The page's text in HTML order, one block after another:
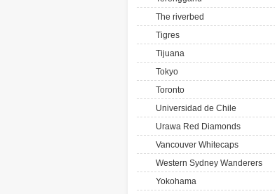
The riverbed
Tigres
Tijuana
Tokyo
Toronto
Universidad de Chile
Urawa Red Diamonds
Vancouver Whitecaps
Western Sydney Wanderers
Yokohama